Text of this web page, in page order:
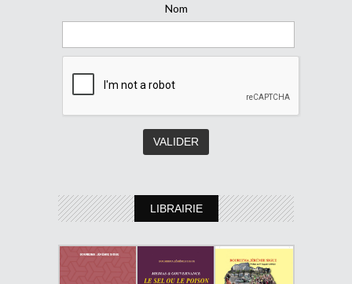
Nom
LIBRAIRIE